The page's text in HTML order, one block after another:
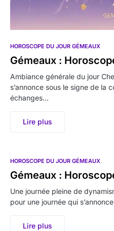
HOROSCOPE DU JOUR GÉMEAUX
Gémeaux :
Ambiance générale du jour
s’annonce sous le signe de la
échanges…
Lire plus
HOROSCOPE DU JOUR GÉMEAUX
Gémeaux :
Une journée pleine de
pour une journée qui
Lire plus